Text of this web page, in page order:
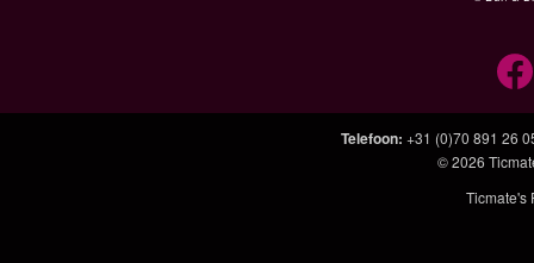
Telefoon: +31 (0)70 891 26
© 2026
Ticmate's